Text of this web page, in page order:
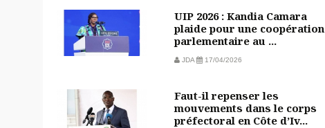
UIP 2026 : Kandia Camara
plaide pour une coopération
parlementaire au ...
JDA 17/04/2026
Faut-il repenser les
mouvements dans le corps
préfectoral en Côte d’Iv...